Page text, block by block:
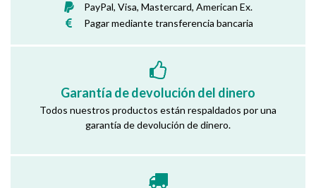
PayPal, Visa, Mastercard, American Ex.
Pagar mediante transferencia bancaria
Garantía de devolución del dinero
Todos nuestros productos están respaldados por una
garantía de devolución de dinero.